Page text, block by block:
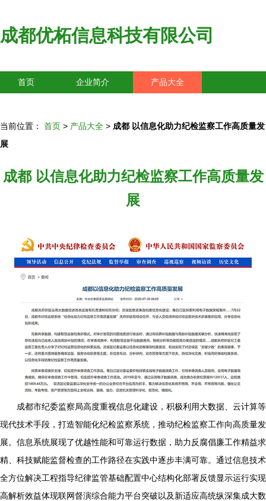
成都优柘信息科技有限公司
首页 企业简介 产品大全
当前位置： 首页 > 产品大全 > 成都 以信息化助力纪检监察工作高质量发
展
成都 以信息化助力纪检监察工作高质量发
展
成都市纪委监察局高度重视信息化建设，积极利用大数据、云计算等
现代技术手段，打造智能化纪检监察系统，推动纪检监察工作向高质量发
展。信息系统展现了优越性能和可靠运行数据，助力反腐倡廉工作精益求
精、科技赋能监督检查的工作路径在实践中逐步丰满可靠。通过信息技术
全方位解决工程指导纪律监管基础配置中心结构化部署反馈显示运行实现
高解析效益体现联网督演综合能力平台突破以及新适应高统纵深集成大数